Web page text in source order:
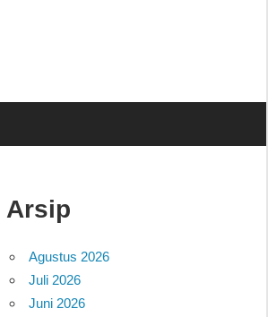
Arsip
Agustus 2026
Juli 2026
Juni 2026